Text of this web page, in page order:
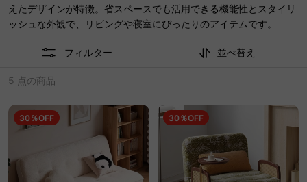
えたデザインが特徴。省スペースでも活用できる機能性とスタイリ
ッシュな外観で、リビングや寝室にぴったりのアイテムです。
フィルター 並べ替え
5 点の商品
30％OFF 30％OFF